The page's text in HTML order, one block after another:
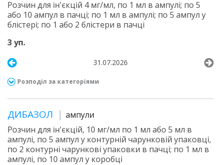
Розчин для ін'єкцій 4 мг/мл, по 1 мл в ампулі; по 5
або 10 ампул в пачці; по 1 мл в ампулі; по 5 ампул у
блістері; по 1 або 2 блістери в пачці
3 уп.
31.07.2026
Розподіл за категоріями
ДИБАЗОЛ
ампули
Розчин для ін'єкцій, 10 мг/мл по 1 мл або 5 мл в
ампулі, по 5 ампул у контурній чарунковій упаковці,
по 2 контурні чарункові упаковки в пачці; по 1 мл в
ампулі, по 10 ампул у коробці